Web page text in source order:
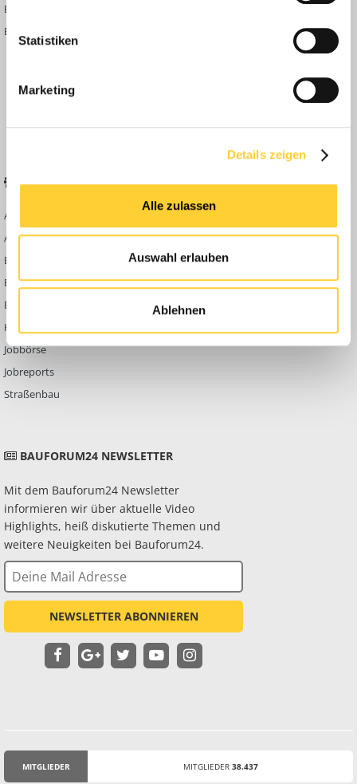
Statistiken
Marketing
Details zeigen
Alle zulassen
Auswahl erlauben
Ablehnen
BF24 Fotostrecken
Bauforum Shop
BELIEBTE FOREN
Abbruch
Ausbildung & Beruf
Bau Allgemein
Baumaschinen
Berg- & Tagebau
Hoch- & Tiefbau
Jobbörse
Jobreports
Straßenbau
KONTAKT
Werben auf
Bauforum24
Kontakt
Impressum
BAUFORUM24 NEWSLETTER
Mit dem Bauforum24 Newsletter
informieren wir über aktuelle Video
Highlights, heiß diskutierte Themen und
weitere Neuigkeiten bei Bauforum24.
NEWSLETTER ABONNIEREN
MITGLIEDER MITGLIEDER 38.437